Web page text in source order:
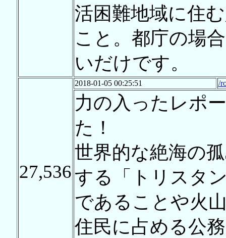
活困難地域に住
こと。都庁の場
いだけです。
27,536
2018-01-05 00:25:51 /
力の入ったレポ
た！
世界的な絶海の
する「トリスタ
であることや火
住民に占める公